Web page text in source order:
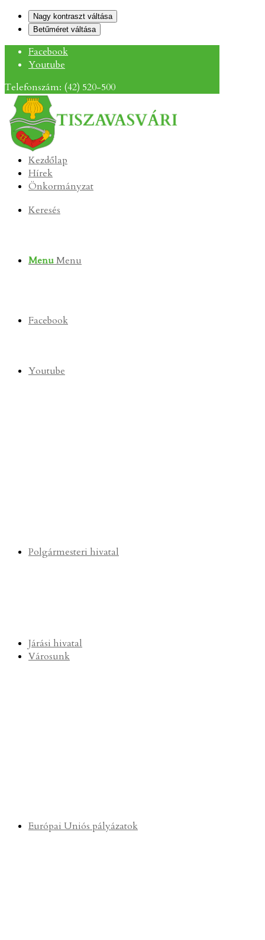
Nagy kontraszt váltása
Betűméret váltása
Facebook
Youtube
Telefonszám: (42) 520-500
Keresés
MenuMenu
Facebook
Youtube
Kezdőlap
Hírek
Önkormányzat
Polgármesteri hivatal
Járási hivatal
Városunk
Európai Uniós pályázatok